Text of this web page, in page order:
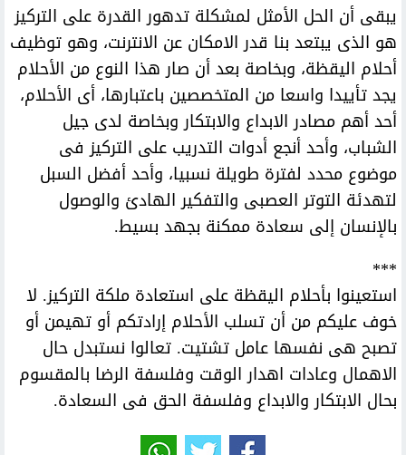
يبقى أن الحل الأمثل لمشكلة تدهور القدرة على التركيز
هو الذى يبتعد بنا قدر الامكان عن الانترنت، وهو توظيف
أحلام اليقظة، وبخاصة بعد أن صار هذا النوع من الأحلام
يجد تأييدا واسعا من المتخصصين باعتبارها، أى الأحلام،
أحد أهم مصادر الابداع والابتكار وبخاصة لدى جيل
الشباب، وأحد أنجع أدوات التدريب على التركيز فى
موضوع محدد لفترة طويلة نسبيا، وأحد أفضل السبل
لتهدئة التوتر العصبى والتفكير الهادئ والوصول
بالإنسان إلى سعادة ممكنة بجهد بسيط.
***
استعينوا بأحلام اليقظة على استعادة ملكة التركيز. لا
خوف عليكم من أن تسلب الأحلام إرادتكم أو تهيمن أو
تصبح هى نفسها عامل تشتيت. تعالوا نستبدل حال
الاهمال وعادات اهدار الوقت وفلسفة الرضا بالمقسوم
بحال الابتكار والابداع وفلسفة الحق فى السعادة.